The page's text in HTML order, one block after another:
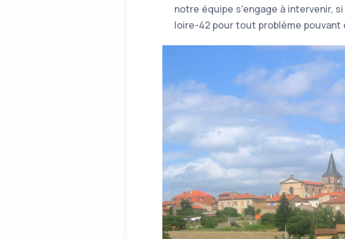
notre équipe s'engage à intervenir,
loire-42 pour tout problème pouvant